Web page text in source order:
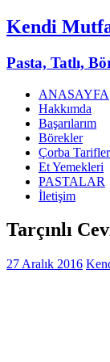
Kendi
Pasta, Tatlı,
ANASAYFA
Hakkımda
Başarılarım
Börekler
Çorba
Et Yemekleri
PASTALAR
İletişim
Tarçınlı
27 Aralık 2016